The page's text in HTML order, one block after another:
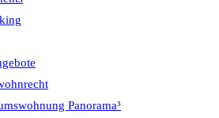
Panorama³